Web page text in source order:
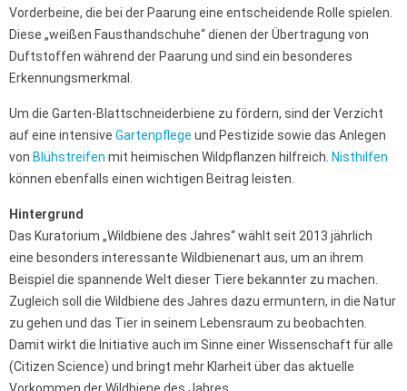
Vorderbeine, die bei der Paarung eine entscheidende Rolle spielen.
Diese „weißen Fausthandschuhe“ dienen der Übertragung von
Duftstoffen während der Paarung und sind ein besonderes
Erkennungsmerkmal.
Um die Garten-Blattschneiderbiene zu fördern, sind der Verzicht
auf eine intensive Gartenpflege und Pestizide sowie das Anlegen
von Blühstreifen mit heimischen Wildpflanzen hilfreich. Nisthilfen
können ebenfalls einen wichtigen Beitrag leisten.
Hintergrund
Das Kuratorium „Wildbiene des Jahres“ wählt seit 2013 jährlich
eine besonders interessante Wildbienenart aus, um an ihrem
Beispiel die spannende Welt dieser Tiere bekannter zu machen.
Zugleich soll die Wildbiene des Jahres dazu ermuntern, in die Natur
zu gehen und das Tier in seinem Lebensraum zu beobachten.
Damit wirkt die Initiative auch im Sinne einer Wissenschaft für alle
(Citizen Science) und bringt mehr Klarheit über das aktuelle